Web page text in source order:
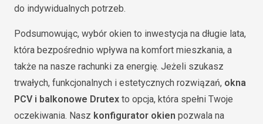
do indywidualnych potrzeb.
Podsumowując, wybór okien to inwestycja na długie lata,
która bezpośrednio wpływa na komfort mieszkania, a
także na nasze rachunki za energię. Jeżeli szukasz
trwałych, funkcjonalnych i estetycznych rozwiązań, okna
PCV i balkonowe Drutex to opcja, która spełni Twoje
oczekiwania. Nasz konfigurator okien pozwala na